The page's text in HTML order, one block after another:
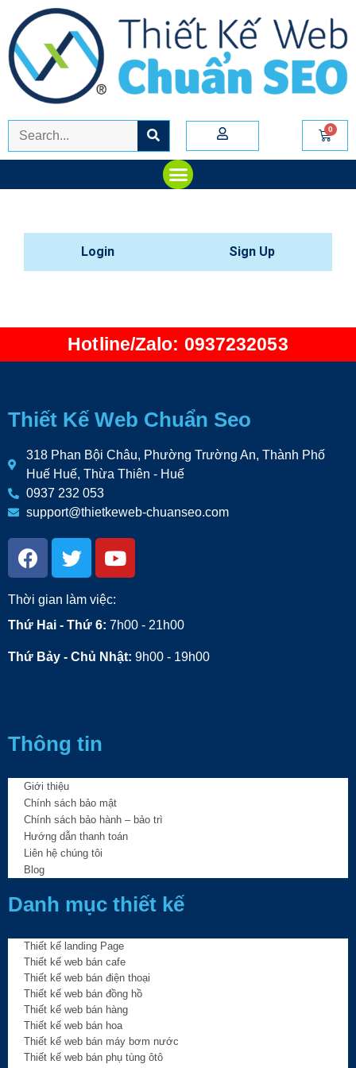
Login Sign Up
Hotline/Zalo: 0937232053
Thiết Kế Web Chuẩn Seo
318 Phan Bội Châu, Phường Trường An, Thành Phố
Huế Huế, Thừa Thiên - Huế
0937 232 053
support@thietkeweb-chuanseo.com
Thời gian làm việc:
Thứ Hai - Thứ 6: 7h00 - 21h00
Thứ Bảy - Chủ Nhật: 9h00 - 19h00
Thông tin
Giới thiệu
Chính sách bảo mật
Chính sách bảo hành – bảo trì
Hướng dẫn thanh toán
Liên hệ chúng tôi
Blog
Danh mục thiết kế
Thiết kế landing Page
Thiết kế web bán cafe
Thiết kế web bán điện thoại
Thiết kế web bán đồng hồ
Thiết kế web bán hàng
Thiết kế web bán hoa
Thiết kế web bán máy bơm nước
Thiết kế web bán phụ tùng ôtô